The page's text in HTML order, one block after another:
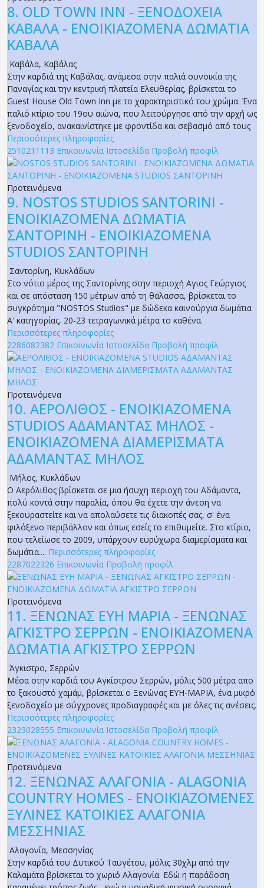
8. OLD TOWN INN - ΞΕΝΟΔΟΧΕΙΑ
ΚΑΒΑΛΑ - ΕΝΟΙΚΙΑΖΟΜΕΝΑ ΔΩΜΑΤΙΑ
ΚΑΒΑΛΑ
Καβάλα, Καβάλας
Στην καρδιά της Καβάλας, ανάμεσα στην παλιά συνοικία της
Παναγίας και την κεντρική πλατεία Ελευθερίας, βρίσκεται το
Guest House Old Town Inn με το χαρακτηριστικό του χρώμα. Ένα
παλιό κτίριο του 19ου αιώνα, που λειτούργησε από την αρχή ως
ξενοδοχείο, ανακαινίστηκε με φροντίδα και σεβασμό από τους
Περισσότερες πληροφορίες
2510211113 Επικοινωνία Ιστοσελίδα Προβολή προφίλ
Προτεινόμενα
9. NOSTOS STUDIOS SANTORINI -
ΕΝΟΙΚΙΑΖΟΜΕΝΑ ΔΩΜΑΤΙΑ
ΣΑΝΤΟΡΙΝΗ - ΕΝΟΙΚΙΑΖΟΜΕΝΑ
STUDIOS ΣΑΝΤΟΡΙΝΗ
Σαντορίνη, Κυκλάδων
Στο νότιο μέρος της Σαντορίνης στην περιοχή Αγιος Γεώργιος
και σε απόσταση 150 μέτρων από τη θάλασσα, βρίσκεται το
συγκρότημα "NOSTOS Studios" με δώδεκα καινούργια δωμάτια
Α' κατηγορίας, 20-23 τετραγωνικά μέτρα το καθένα.
Περισσότερες πληροφορίες
2286082382 Επικοινωνία Ιστοσελίδα Προβολή προφίλ
Προτεινόμενα
10. ΑΕΡΟΛΙΘΟΣ - ΕΝΟΙΚΙΑΖΟΜΕΝΑ
STUDIOS ΑΔΑΜΑΝΤΑΣ ΜΗΛΟΣ -
ΕΝΟΙΚΙΑΖΟΜΕΝΑ ΔΙΑΜΕΡΙΣΜΑΤΑ
ΑΔΑΜΑΝΤΑΣ ΜΗΛΟΣ
Μήλος, Κυκλάδων
Ο Αερόλιθος βρίσκεται σε μια ήσυχη περιοχή του Αδάμαντα,
πολύ κοντά στην παραλία, όπου θα έχετε την άνεση να
ξεκουραστείτε και να απολαύσετε τις διακοπές σας, σ' ένα
φιλόξενο περιβάλλον και όπως εσείς το επιθυμείτε. Στο κτίριο,
που τελείωσε το 2009, υπάρχουν ευρύχωρα διαμερίσματα και
δωμάτια.... Περισσότερες πληροφορίες
2287022326 Επικοινωνία Προβολή προφίλ
Προτεινόμενα
11. ΞΕΝΩΝΑΣ ΕΥΗ ΜΑΡΙΑ - ΞΕΝΩΝΑΣ
ΑΓΚΙΣΤΡΟ ΣΕΡΡΩΝ - ΕΝΟΙΚΙΑΖΟΜΕΝΑ
ΔΩΜΑΤΙΑ ΑΓΚΙΣΤΡΟ ΣΕΡΡΩΝ
Άγκιστρο, Σερρών
Μέσα στην καρδιά του Αγκίστρου Σερρών, μόλις 500 μέτρα απο
το ξακουστό χαμάμ, βρίσκεται ο Ξενώνας ΕΥΗ-ΜΑΡΙΑ, ένα μικρό
ξενοδοχείο με σύγχρονες προδιαγραφές και με όλες τις ανέσεις.
Περισσότερες πληροφορίες
2323028555 Επικοινωνία Ιστοσελίδα Προβολή προφίλ
Προτεινόμενα
12. ΞΕΝΩΝΑΣ ΑΛΑΓΟΝΙΑ - ALAGONIA
COUNTRY HOMES - ΕΝΟΙΚΙΑΖΟΜΕΝΕΣ
ΞΥΛΙΝΕΣ ΚΑΤΟΙΚΙΕΣ ΑΛΑΓΟΝΙΑ
ΜΕΣΣΗΝΙΑΣ
Αλαγονία, Μεσσηνίας
Στην καρδιά του Δυτικού Ταϋγέτου, μόλις 30χλμ από την
Καλαμάτα βρίσκεται το χωριό Αλαγονία. Εδώ η παράδοση